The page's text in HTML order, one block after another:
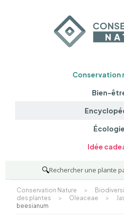
Conservation
Bien-
Écologie
Idée
🔍Rechercher une plante
Conservation Nature >
des plantes
> Oleaceae >
beesianum